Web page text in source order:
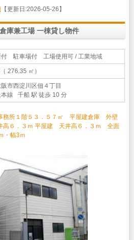
【更新日:2026-05-26】
倉庫兼工場 一棟貸し物件
駐車場付 工場使用可 / 工業地域
276.35 ㎡）
市西淀川区佃４丁目
本線 千船 駅 徒歩 10 分
務所１階５３．５７㎡ 平屋建倉庫 外壁
高６．３ｍ 平屋建 天井高６．３ｍ 全面
・幅3ｍ